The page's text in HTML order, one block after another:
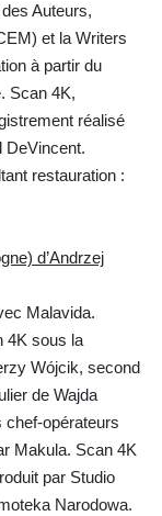
Auteurs,
et la Writers
à partir du
Scan 4K,
réalisé
DeVincent.
restauration :
d’Andrzej
Malavida.
4K sous la
Wójcik, second
de Wajda
chef-opérateurs
Makula. Scan 4K
par Studio
Narodowa.